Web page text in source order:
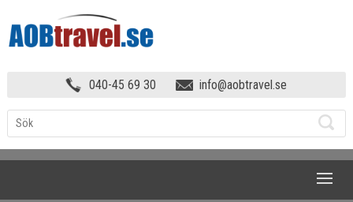
040-45 69 30 info@aobtravel.se